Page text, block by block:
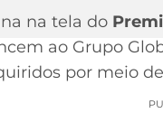
na tela do
ao Grupo
por meio